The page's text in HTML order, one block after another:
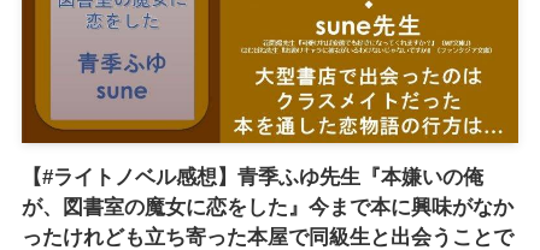
【#ライトノベル感想】青季ふゆ先生『本嫌いの俺
が、図書室の魔女に恋をした』今まで本に興味がなか
ったけれども立ち寄った本屋で同級生と出会うことで